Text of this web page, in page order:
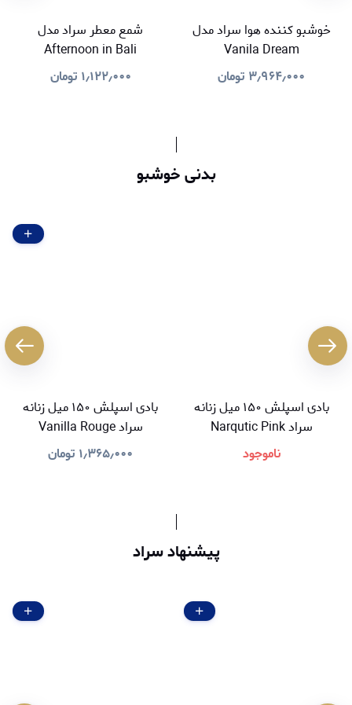
خوشبو کننده هوا سراد مدل
Vanila Dream
۳٫۹۶۴٫۰۰۰ تومان
شمع معطر سراد مدل
Afternoon in Bali
۱٫۱۲۲٫۰۰۰ تومان
بدنی خوشبو
بادی اسپلش ۱۵۰ میل زنانه
سراد Narqutic Pink
ناموجود
بادی اسپلش ۱۵۰ میل زنانه
سراد Vanilla Rouge
۱٫۳۶۵٫۰۰۰ تومان
پیشنهاد سراد